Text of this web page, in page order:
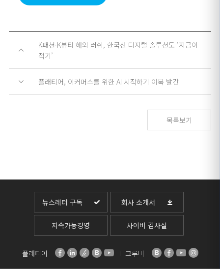
K패션·K뷰티 해외 러쉬, 한국산 디지털 솔루션도 ‘지금이
적기’
플래티어, 이커머스를 위한 AI 시작하기 이북 발간
목록보기
뉴스레터 구독 회사 소개서
지속가능경영 사이버 감사실
플래티어 그루비